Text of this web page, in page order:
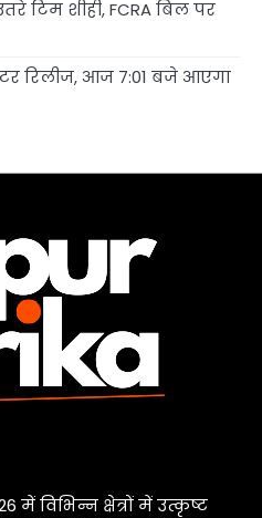
टिम शीही, FCRA बिल पर
रिलीज, आज 7:01 बजे आएगा
विभिन्न क्षेत्रों में उत्कृष्ट